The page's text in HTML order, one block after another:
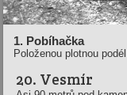
1. Pobíhačka
Položenou plotnou
20. Vesmír